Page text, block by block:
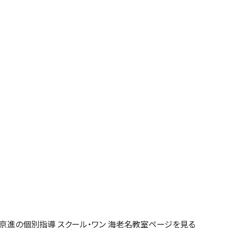
進の個別指導 スクール・ワン 海老名教室ページを見る